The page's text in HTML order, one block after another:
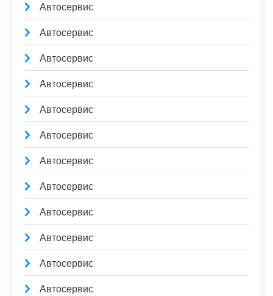
Автосервис
Автосервис
Автосервис
Автосервис
Автосервис
Автосервис
Автосервис
Автосервис
Автосервис
Автосервис
Автосервис
Автосервис